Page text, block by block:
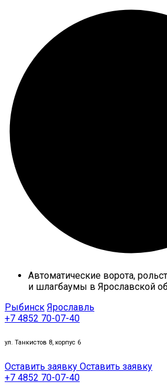
Автоматические ворота,
и шлагбаумы в Ярославской
Рыбинск Ярославль
+7 4852 70-07-40
ул. Танкистов 8, корпус 6
Оставить заявку Оставить заявку
+7 4852 70-07-40